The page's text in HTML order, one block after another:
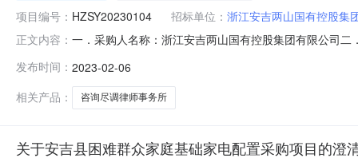
项目编号： HZSY20230104 招标单位： 浙江安吉两山国有控股集
正文内容： 一．采购人名称：浙江安吉两山国有控股集团有限公司
招标文件的组成部分，与招标文件具有同等法律效力，
发布时间： 2023-02-06
相关产品：
咨询尽调律师事务所
关于安吉县困难群众家庭基础家电配置采购项目的澄